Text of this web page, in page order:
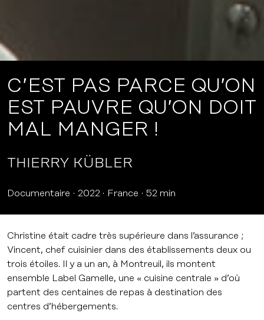
C’EST PAS PARCE QU’ON
EST PAUVRE QU’ON DOIT
MAL MANGER !
THIERRY KÜBLER
Documentaire 2022 France 52 min
Christine était cadre très supérieure dans l’assurance ;
Vincent, chef cuisinier dans des établissements deux ou
trois étoiles. Il y a un an, à Montreuil, ils montent
ensemble Label Gamelle, une « cuisine centrale » d’où
partent des centaines de repas à destination des
centres d’hébergements.